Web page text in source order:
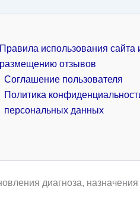
Правила использования сайта
размещению отзывов
Соглашение пользователя
Политика
персональных данных
диагноза,